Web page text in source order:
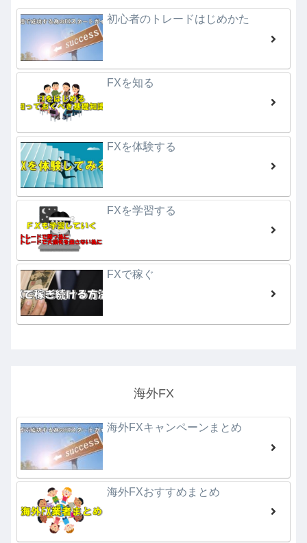
初心者のトレードはじめかた
FXを知る
FXを体験する
FXを学習する
FXで稼ぐ
海外FX
海外FXキャンペーンまとめ
海外FXおすすめまとめ